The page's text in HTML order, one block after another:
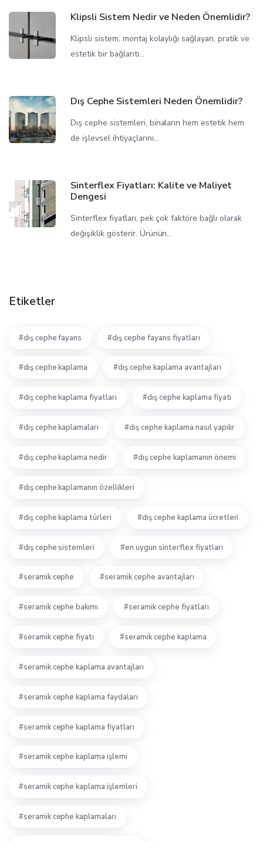
Klipsli Sistem Nedir ve Neden Önemlidir?
Klipsli sistem, montaj kolaylığı sağlayan, pratik ve
estetik bir bağlantı...
Dış Cephe Sistemleri Neden Önemlidir?
Dış cephe sistemleri, binaların hem estetik hem
de işlevsel ihtiyaçlarını...
Sinterflex Fiyatları: Kalite ve Maliyet
Dengesi
Sinterflex fiyatları, pek çok faktöre bağlı olarak
değişiklik gösterir. Ürünün...
Etiketler
dış cephe fayans dış cephe fayans fiyatları
dış cephe kaplama dış cephe kaplama avantajları
dış cephe kaplama fiyatları dış cephe kaplama fiyatı
dış cephe kaplamaları dış cephe kaplama nasıl yapılır
dış cephe kaplama nedir dış cephe kaplamanın önemi
dış cephe kaplamanın özellikleri
dış cephe kaplama türleri dış cephe kaplama ücretleri
dış cephe sistemleri en uygun sinterflex fiyatları
seramik cephe seramik cephe avantajları
seramik cephe bakımı seramik cephe fiyatları
seramik cephe fiyatı seramik cephe kaplama
seramik cephe kaplama avantajları
seramik cephe kaplama faydaları
seramik cephe kaplama fiyatları
seramik cephe kaplama işlemi
seramik cephe kaplama işlemleri
seramik cephe kaplamaları